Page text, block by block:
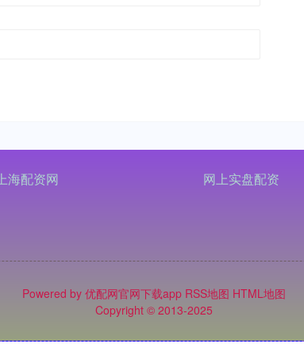
上海配资网 网上实盘配资
Powered by 优配网官网下载app RSS地图 HTML地图
Copyright © 2013-2025